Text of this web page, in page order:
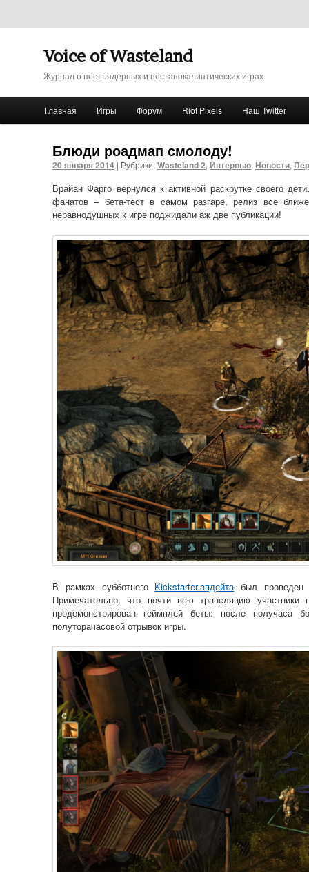
Voice of Wasteland
Журнал о постъядерных и постапокалиптических играх
Перейти к основному содержимому
Перейти к дополнительному содержимому
Главная Игры Форум Riot Pixels Наш Twitter
Блюди роадмап смолоду!
20 января 2014 | Рубрики:Wasteland 2, Интервью, Новости,
Брайан Фарго вернулся к активной раскрутке своего
фанатов – бета-тест в самом разгаре, релиз все
неравнодушных к игре поджидали аж две публикации!
В рамках субботнего Kickstarter-апдейта был
Примечательно, что почти всю трансляцию
продемонстрирован геймплей беты: после получаса
полуторачасовой отрывок игры.